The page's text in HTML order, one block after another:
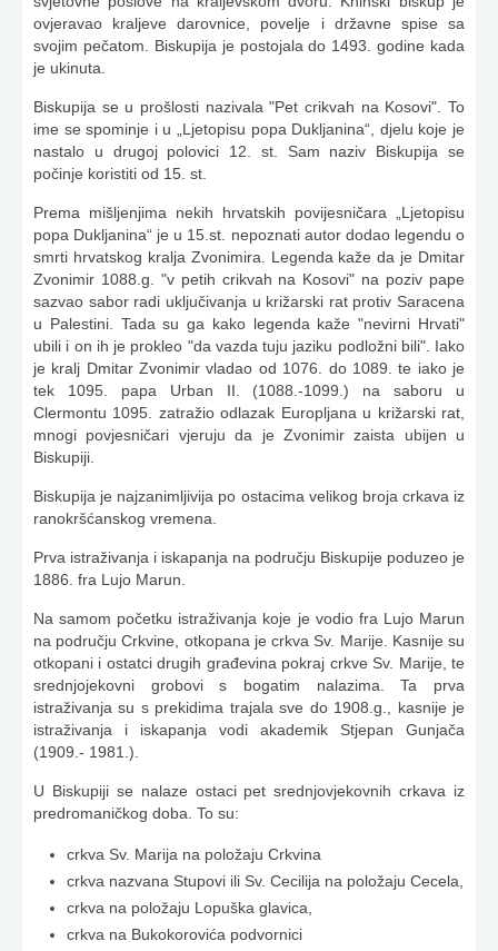
ovjeravao kraljeve darovnice, povelje i državne spise sa
svojim pečatom. Biskupija je postojala do 1493. godine kada
je ukinuta.
Biskupija se u prošlosti nazivala "Pet crikvah na Kosovi". To
ime se spominje i u „Ljetopisu popa Dukljanina“, djelu koje je
nastalo u drugoj polovici 12. st. Sam naziv Biskupija se
počinje koristiti od 15. st.
Prema mišljenjima nekih hrvatskih povijesničara „Ljetopisu
popa Dukljanina“ je u 15.st. nepoznati autor dodao legendu o
smrti hrvatskog kralja Zvonimira. Legenda kaže da je Dmitar
Zvonimir 1088.g. "v petih crikvah na Kosovi" na poziv pape
sazvao sabor radi uključivanja u križarski rat protiv Saracena
u Palestini. Tada su ga kako legenda kaže "nevirni Hrvati"
ubili i on ih je prokleo "da vazda tuju jaziku podložni bili". Iako
je kralj Dmitar Zvonimir vladao od 1076. do 1089. te iako je
tek 1095. papa Urban II. (1088.-1099.) na saboru u
Clermontu 1095. zatražio odlazak Europljana u križarski rat,
mnogi povjesničari vjeruju da je Zvonimir zaista ubijen u
Biskupiji.
Biskupija je najzanimljivija po ostacima velikog broja crkava iz
ranokršćanskog vremena.
Prva istraživanja i iskapanja na području Biskupije poduzeo je
1886. fra Lujo Marun.
Na samom početku istraživanja koje je vodio fra Lujo Marun
na području Crkvine, otkopana je crkva Sv. Marije. Kasnije su
otkopani i ostatci drugih građevina pokraj crkve Sv. Marije, te
srednjojekovni grobovi s bogatim nalazima. Ta prva
istraživanja su s prekidima trajala sve do 1908.g., kasnije je
istraživanja i iskapanja vodi akademik Stjepan Gunjača
(1909.- 1981.).
U Biskupiji se nalaze ostaci pet srednjovje­kovnih crkava iz
predromaničkog doba. To su:
crkva Sv. Marija na položaju Crkvina
crkva nazvana Stupovi ili Sv. Cecilija na položaju Cecela,
crkva na položaju Lopuška glavica,
crkva na Bukokorovića podvornici